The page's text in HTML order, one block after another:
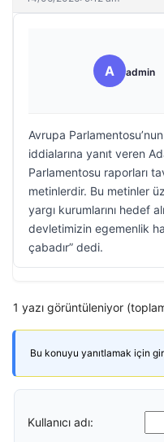
A admin
Avrupa
iddialarına yanıt veren
Parlamentosu raporları
metinlerdir. Bu metinler
yargı kurumlarını hedef
devletimizin egemenlik
çabadır” dedi.
1 yazı görüntüleniyor
Bu konuyu yanıtlamak için
Kullanıcı adı: